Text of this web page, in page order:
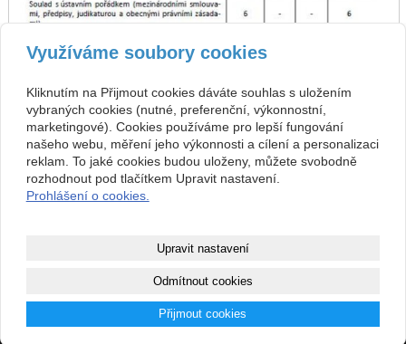
předchozí zpět
redakce@evaltep.cz
Využíváme soubory cookies
Kliknutím na Přijmout cookies dáváte souhlas s uložením
vybraných cookies (nutné, preferenční, výkonnostní,
marketingové). Cookies používáme pro lepší fungování
našeho webu, měření jeho výkonnosti a cílení a personalizaci
reklam. To jaké cookies budou uloženy, můžete svobodně
rozhodnout pod tlačítkem Upravit nastavení.
Prohlášení o cookies.
Upravit nastavení
Odmítnout cookies
Přijmout cookies